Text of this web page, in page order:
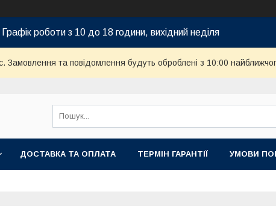
Графік роботи з 10 до 18 години, вихідний неділя
Замовлення та повідомлення будуть оброблені з 10:00
ДОСТАВКА ТА ОПЛАТА ТЕРМІН ГАРАНТІЇ УМОВИ